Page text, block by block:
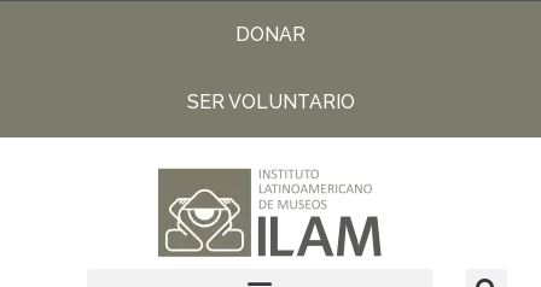
DONAR
SER VOLUNTARIO